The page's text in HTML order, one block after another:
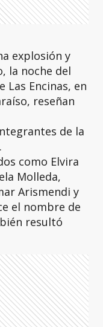
explosión y
la noche del
Las Encinas, en
reseñan
de la
como Elvira
Molleda,
Arismendi y
el nombre de
resultó